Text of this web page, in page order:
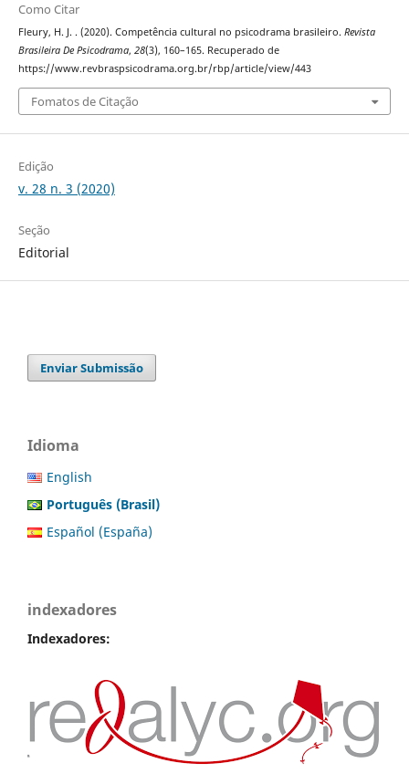
Como Citar
Fleury, H. J. . (2020). Competência cultural no psicodrama brasileiro. Revista
Brasileira De Psicodrama, 28(3), 160–165. Recuperado de
https://www.revbraspsicodrama.org.br/rbp/article/view/443
Fomatos de Citação
Edição
v. 28 n. 3 (2020)
Seção
Editorial
Enviar Submissão
Idioma
English
Português (Brasil)
Español (España)
indexadores
Indexadores: